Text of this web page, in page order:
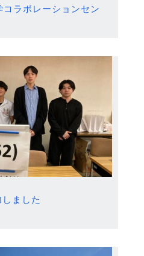
ラボレーションセン
ました